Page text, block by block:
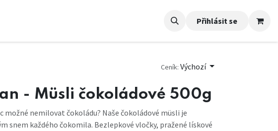
Přihlásit se
Ceník: Výchozí
- Müsli čokoládové 500g
možné nemilovat čokoládu? Naše čokoládové müsli je
snem každého čokomila. Bezlepkové vločky, pražené lískové